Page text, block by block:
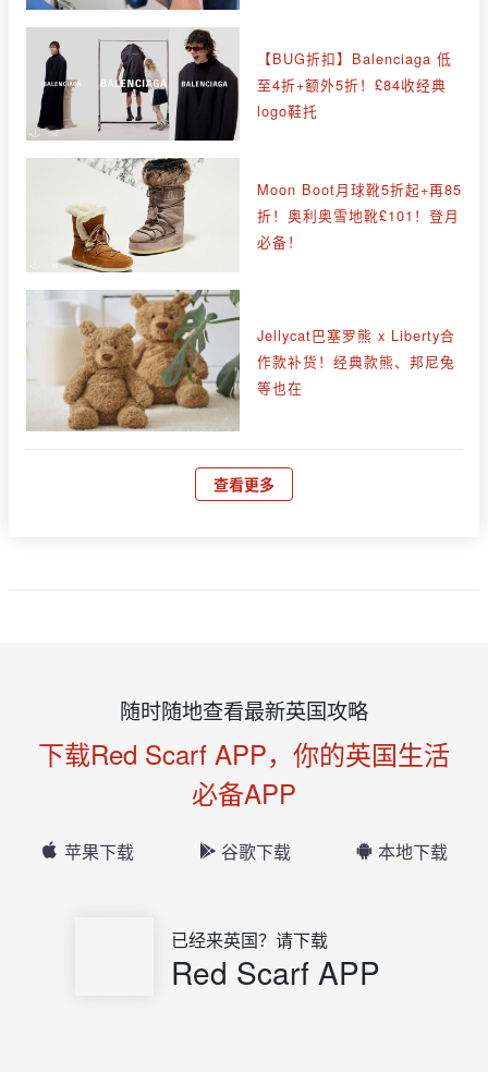
【BUG折扣】Balenciaga 低
至4折+额外5折！£84收经典
logo鞋托
Moon Boot月球靴5折起+再85
折！奥利奥雪地靴£101！登月
必备！
Jellycat巴塞罗熊 x Liberty合
作款补货！经典款熊、邦尼兔
等也在
查看更多
随时随地查看最新英国攻略
下载Red Scarf APP，你的英国生活
必备APP
苹果下载 谷歌下载 本地下载
已经来英国？请下载
Red Scarf APP